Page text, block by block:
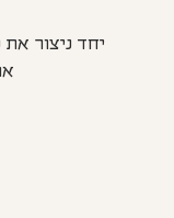
יחד ניצור